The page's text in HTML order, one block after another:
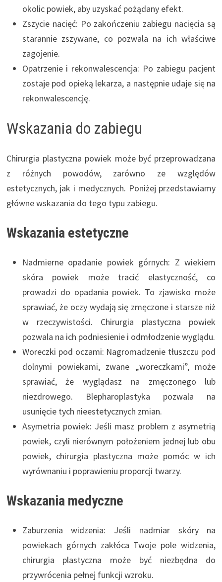
okolic powiek, aby uzyskać pożądany efekt.
Zszycie nacięć: Po zakończeniu zabiegu nacięcia są
starannie zszywane, co pozwala na ich właściwe
zagojenie.
Opatrzenie i rekonwalescencja: Po zabiegu pacjent
zostaje pod opieką lekarza, a następnie udaje się na
rekonwalescencję.
Wskazania do zabiegu
Chirurgia plastyczna powiek może być przeprowadzana
z różnych powodów, zarówno ze względów
estetycznych, jak i medycznych. Poniżej przedstawiamy
główne wskazania do tego typu zabiegu.
Wskazania estetyczne
Nadmierne opadanie powiek górnych: Z wiekiem
skóra powiek może tracić elastyczność, co
prowadzi do opadania powiek. To zjawisko może
sprawiać, że oczy wydają się zmęczone i starsze niż
w rzeczywistości. Chirurgia plastyczna powiek
pozwala na ich podniesienie i odmłodzenie wyglądu.
Woreczki pod oczami: Nagromadzenie tłuszczu pod
dolnymi powiekami, zwane „woreczkami”, może
sprawiać, że wyglądasz na zmęczonego lub
niezdrowego. Blepharoplastyka pozwala na
usunięcie tych nieestetycznych zmian.
Asymetria powiek: Jeśli masz problem z asymetrią
powiek, czyli nierównym położeniem jednej lub obu
powiek, chirurgia plastyczna może pomóc w ich
wyrównaniu i poprawieniu proporcji twarzy.
Wskazania medyczne
Zaburzenia widzenia: Jeśli nadmiar skóry na
powiekach górnych zakłóca Twoje pole widzenia,
chirurgia plastyczna może być niezbędna do
przywrócenia pełnej funkcji wzroku.